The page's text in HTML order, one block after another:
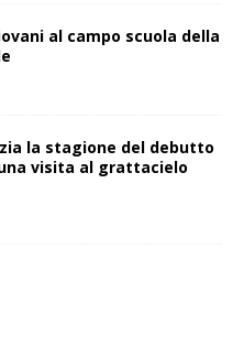
al campo scuola della
la stagione del debutto
visita al grattacielo